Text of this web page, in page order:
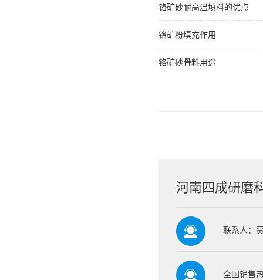
铬矿砂耐高温填料的优点
铬矿粉填充作用
铬矿砂骨料用途
河南四成研磨
联系人：
全国销售